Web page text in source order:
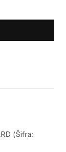
(Šifra: